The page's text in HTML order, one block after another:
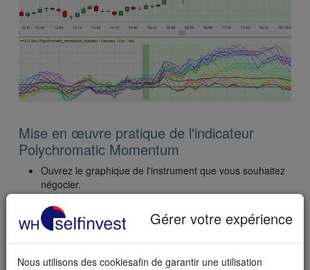
Mise en œuvre pratique de l'indicateur
Polychromatic Momentum
Ouvrez le graphique de l'instrument que vous souhaitez
négocier.
Dans le dossier WHS Proposals, sélectionnez l‘IPM.
Gérer votre expérience
Nous utilisons des cookiesafin de garantir une utilisation